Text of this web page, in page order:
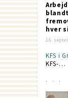
hver
16.
KFS i
KFS-…